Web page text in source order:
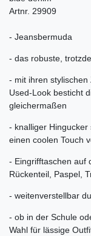
Artnr. 29909
- Jeansbermuda
- das robuste,
- mit ihren
Used-Look besticht
gleichermaßen
- knalliger
einen coolen Touch
- Eingrifftaschen auf
Rückenteil, Paspel,
- weitenverstellbar
- ob in der Schule
Wahl für lässige